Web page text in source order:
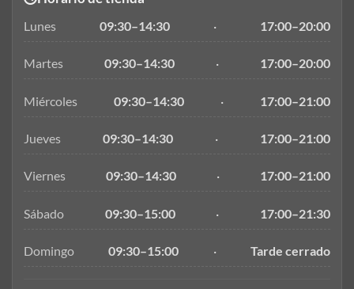
Lunes 09:30–14:30 · 17:00–20:00
Martes 09:30–14:30 · 17:00–20:00
Miércoles 09:30–14:30 · 17:00–21:00
Jueves 09:30–14:30 · 17:00–21:00
Viernes 09:30–14:30 · 17:00–21:00
Sábado 09:30–15:00 · 17:00–21:30
Domingo 09:30–15:00 · Tarde cerrado